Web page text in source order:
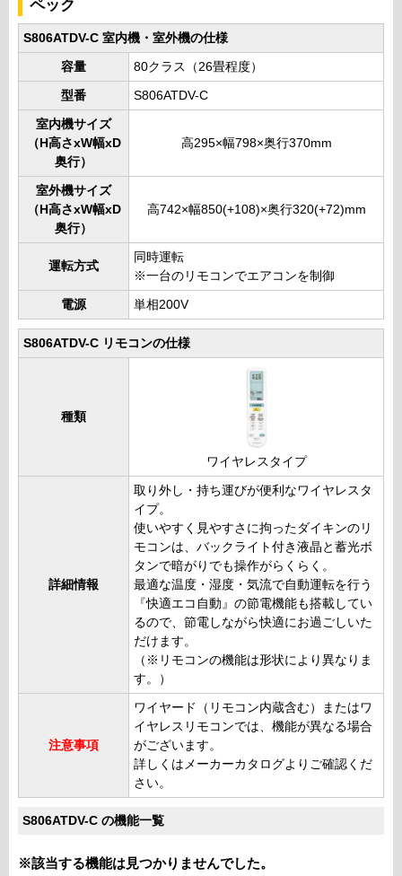
ペック
S806ATDV-C 室内機・室外機の仕様
容量 80クラス（26畳程度）
型番 S806ATDV-C
室内機サイズ
（H高さxW幅xD
奥行）
高295×幅798×奥行370mm
室外機サイズ
（H高さxW幅xD
奥行）
高742×幅850(+108)×奥行320(+72)mm
運転方式
同時運転
※一台のリモコンでエアコンを制御
電源 単相200V
S806ATDV-C リモコンの仕様
種類
ワイヤレスタイプ
詳細情報
取り外し・持ち運びが便利なワイヤレスタ
イプ。
使いやすく見やすさに拘ったダイキンのリ
モコンは、バックライト付き液晶と蓄光ボ
タンで暗がりでも操作がらくらく。
最適な温度・湿度・気流で自動運転を行う
『快適エコ自動』の節電機能も搭載してい
るので、節電しながら快適にお過ごしいた
だけます。
（※リモコンの機能は形状により異なりま
す。）
注意事項
ワイヤード（リモコン内蔵含む）またはワ
イヤレスリモコンでは、機能が異なる場合
がございます。
詳しくはメーカーカタログよりご確認くだ
さい。
S806ATDV-C の機能一覧
※該当する機能は見つかりませんでした。